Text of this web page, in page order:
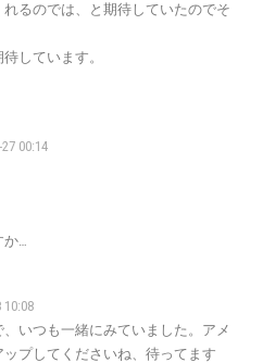
るのでは、と期待していたのでそ
しています。
00:14
か…
10:08
いつも一緒にみていました。アメ
ップしてくださいね、待ってます